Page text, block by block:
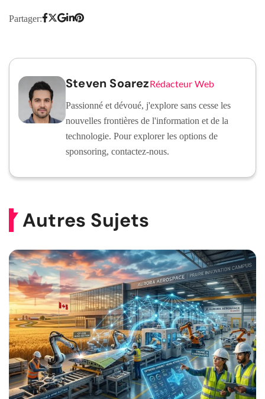
Partager:
Steven SoarezRédacteur Web
Passionné et dévoué, j'explore sans cesse les
nouvelles frontières de l'information et de la
technologie. Pour explorer les options de
sponsoring, contactez-nous.
Autres Sujets